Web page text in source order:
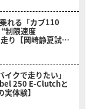
れる「カブ110
制限速度
り【岡崎静夏試乗
イクで走りたい」
250 E-Clutchと
体験】